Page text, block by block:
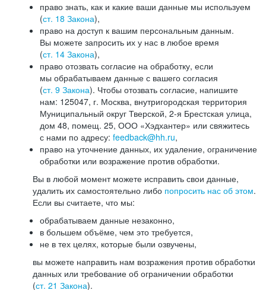
право знать, как и какие ваши данные мы используем
(ст. 18 Закона),
право на доступ к вашим персональным данным.
Вы можете запросить их у нас в любое время
(ст. 14 Закона),
право отозвать согласие на обработку, если
мы обрабатываем данные с вашего согласия
(ст. 9 Закона). Чтобы отозвать согласие, напишите
нам: 125047, г. Москва, внутригородская территория
Муниципальный округ Тверской, 2-я Брестская улица,
дом 48, помещ. 25, ООО «Хэдхантер» или свяжитесь
с нами по адресу: feedback@hh.ru,
право на уточнение данных, их удаление, ограничение
обработки или возражение против обработки.
Вы в любой момент можете исправить свои данные,
удалить их самостоятельно либо попросить нас об этом.
Если вы считаете, что мы:
обрабатываем данные незаконно,
в большем объёме, чем это требуется,
не в тех целях, которые были озвучены,
вы можете направить нам возражения против обработки
данных или требование об ограничении обработки
(ст. 21 Закона).